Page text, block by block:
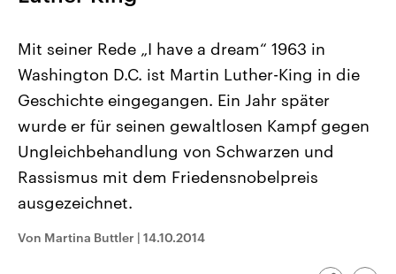
Landtagswahl Sachsen-Anhalt
2026
Alle Informationen
Sachsen-Anhalt wählt am 6.
September 2026 einen neuen
Landtag. Seit 2021 wird das
Bundesland von einer Koalition aus
Umfragen, Prognosen,
und Hintergründe zu den Parteien
und Kandidaten der anstehenden
USA
Aktuelle Beiträge,
Hintergründe
Wirtschaftlich und
gehören die Vereinigten
den mächtigsten Ländern
mit großem Einfluss auf
aktuelle Weltgeschehen.
Sendungen Programm
Mit seiner Rede „I have a dream“ 1963 in
Washington D.C. ist Martin Luther-King in die
Geschichte eingegangen. Ein Jahr später
wurde er für seinen gewaltlosen Kampf gegen
Ungleichbehandlung von Schwarzen und
Rassismus mit dem Friedensnobelpreis
ausgezeichnet.
Von Martina Buttler | 14.10.2014